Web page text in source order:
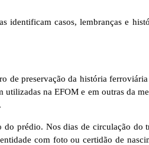
identificam casos, lembranças e
de preservação da história
na EFOM e em outras da
prédio. Nos dias de circulação do
com foto ou certidão de